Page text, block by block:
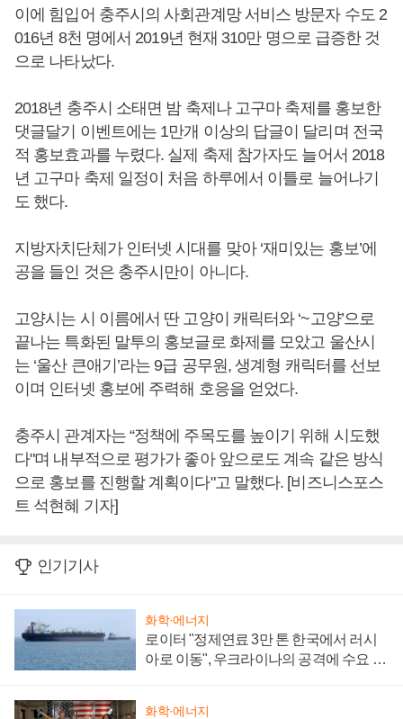
이에 힘입어 충주시의 사회관계망 서비스 방문자 수도 2
016년 8천 명에서 2019년 현재 310만 명으로 급증한 것
으로 나타났다.
2018년 충주시 소태면 밤 축제나 고구마 축제를 홍보한
댓글달기 이벤트에는 1만개 이상의 답글이 달리며 전국
적 홍보효과를 누렸다. 실제 축제 참가자도 늘어서 2018
년 고구마 축제 일정이 처음 하루에서 이틀로 늘어나기
도 했다.
지방자치단체가 인터넷 시대를 맞아 ‘재미있는 홍보’에
공을 들인 것은 충주시만이 아니다.
고양시는 시 이름에서 딴 고양이 캐릭터와 ‘~고양’으로
끝나는 특화된 말투의 홍보글로 화제를 모았고 울산시
는 ‘울산 큰애기’라는 9급 공무원, 생계형 캐릭터를 선보
이며 인터넷 홍보에 주력해 호응을 얻었다.
충주시 관계자는 “정책에 주목도를 높이기 위해 시도했
다"며 내부적으로 평가가 좋아 앞으로도 계속 같은 방식
으로 홍보를 진행할 계획이다"고 말했다. [비즈니스포스
트 석현혜 기자]
인기기사
화학·에너지
로이터 "정제연료 3만 톤 한국에서 러시
아로 이동", 우크라이나의 공격에 수요 늘
화학·에너지